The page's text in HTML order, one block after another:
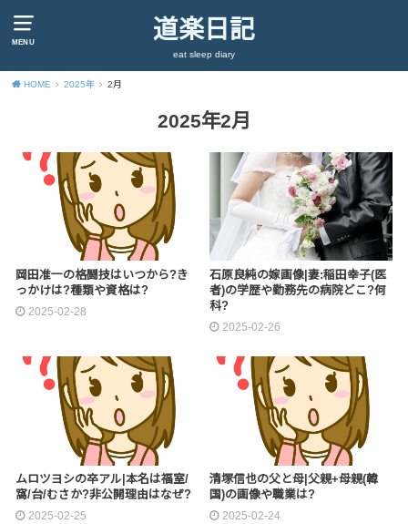
MENU 道楽日記
eat sleep diary
HOME 2025年 2月
2025年2月
岡田准一の格闘技はいつから?き
っかけは?種類や資格は?
2025-02-28
石原良純の嫁画像|妻:稲田幸子(医
者)の学歴や勤務先の病院どこ?何
科?
2025-02-26
ムロツヨシの卒アル|本名は福室/
窩/台/むさか?非公開理由はなぜ?
2025-02-25
清塚信也の父と母|父親+母親(韓
国)の画像や職業は?
2025-02-24